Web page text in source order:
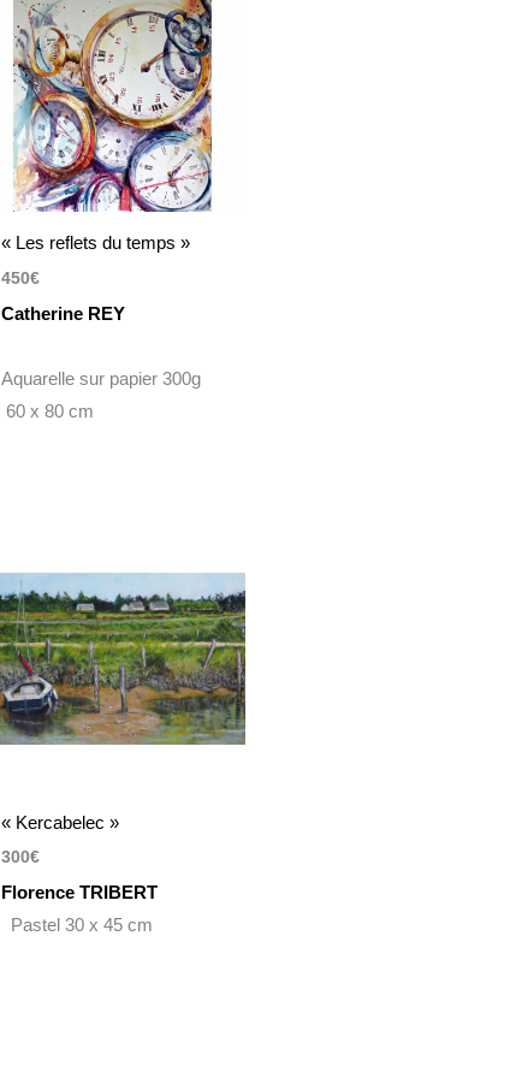
« Les reflets du temps »
450€
Catherine REY
Aquarelle sur papier 300g
60 x 80 cm
« Kercabelec »
300€
Florence TRIBERT
Pastel 30 x 45 cm